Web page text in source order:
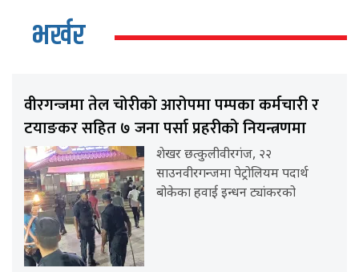
भर्खर
वीरगन्जमा तेल चोरीको आरोपमा पम्पका कर्मचारी र
टयाङकर सहित ७ जना पर्सा प्रहरीको नियन्त्रणमा
शेखर छत्कुलीवीरगंज, २२
साउनवीरगन्जमा पेट्रोलियम पदार्थ
बोकेका हवाई इन्धन ट्यांकरको